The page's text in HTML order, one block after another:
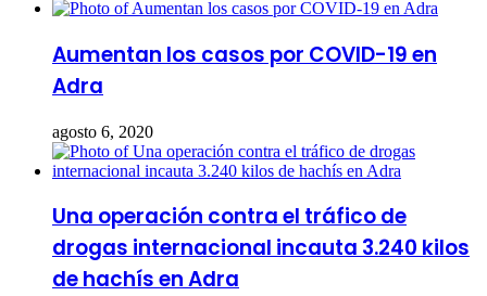
Aumentan los casos por COVID-19 en
Adra
agosto 6, 2020
Una operación contra el tráfico de
drogas internacional incauta 3.240 kilos
de hachís en Adra